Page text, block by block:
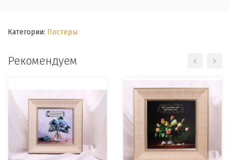
Категории: Постеры
Рекомендуем